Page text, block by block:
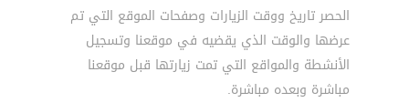
الحصر تاريخ ووقت الزيارات وصفحات الموقع التي تم
عرضها والوقت الذي يقضيه في موقعنا وتسجيل
الأنشطة والمواقع التي تمت زيارتها قبل موقعنا
مباشرة وبعده مباشرة.